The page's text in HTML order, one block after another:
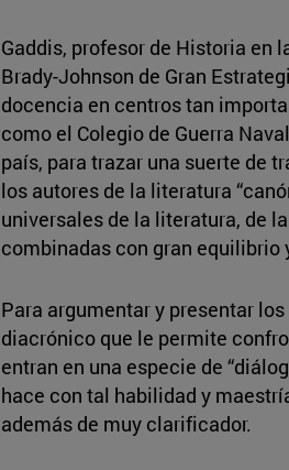
Gaddis, profesor de Historia en
Brady-Johnson de Gran
docencia en centros tan
como el Colegio de Guerra
país, para trazar una suerte de
los autores de la literatura
universales de la literatura, de
combinadas con gran
Para argumentar y presentar
diacrónico que le permite
entran en una especie de
hace con tal habilidad y
además de muy clarificador.